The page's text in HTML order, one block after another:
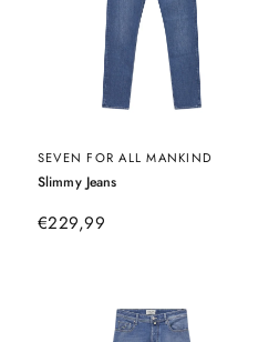
Hellblau
SEVEN FOR ALL MANKIND
Slimmy Jeans–
€229,99